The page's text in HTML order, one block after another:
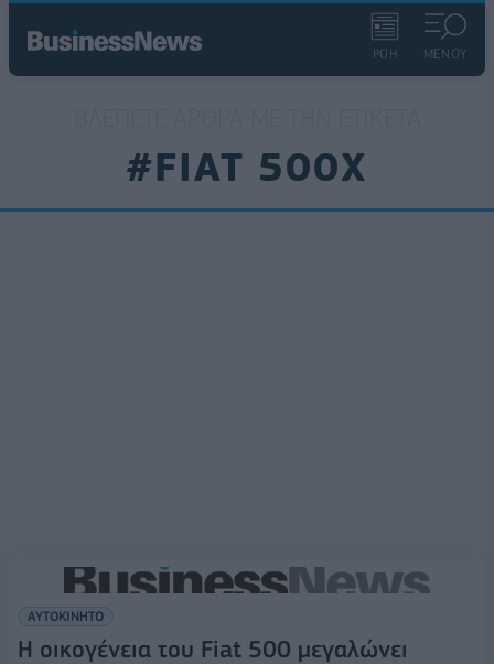
ΡΟΗ ΜΕΝΟΥ
#FIAT 500X
ΑΥΤΟΚΙΝΗΤΟ
Η οικογένεια του Fiat 500 μεγαλώνει